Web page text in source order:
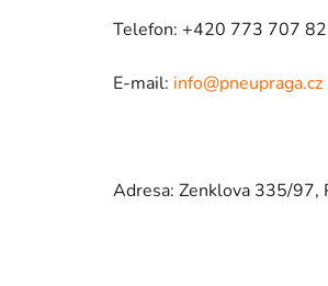
Telefon: +420 773 707
E-mail: info@pneupraga.cz
Adresa: Zenklova 335/97,